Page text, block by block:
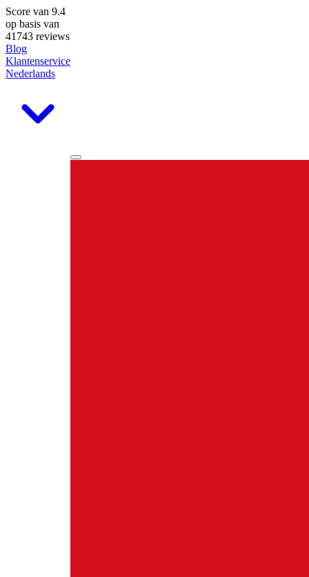
Score van 9.4
op basis van
41743 reviews
Blog
Klantenservice
Nederlands